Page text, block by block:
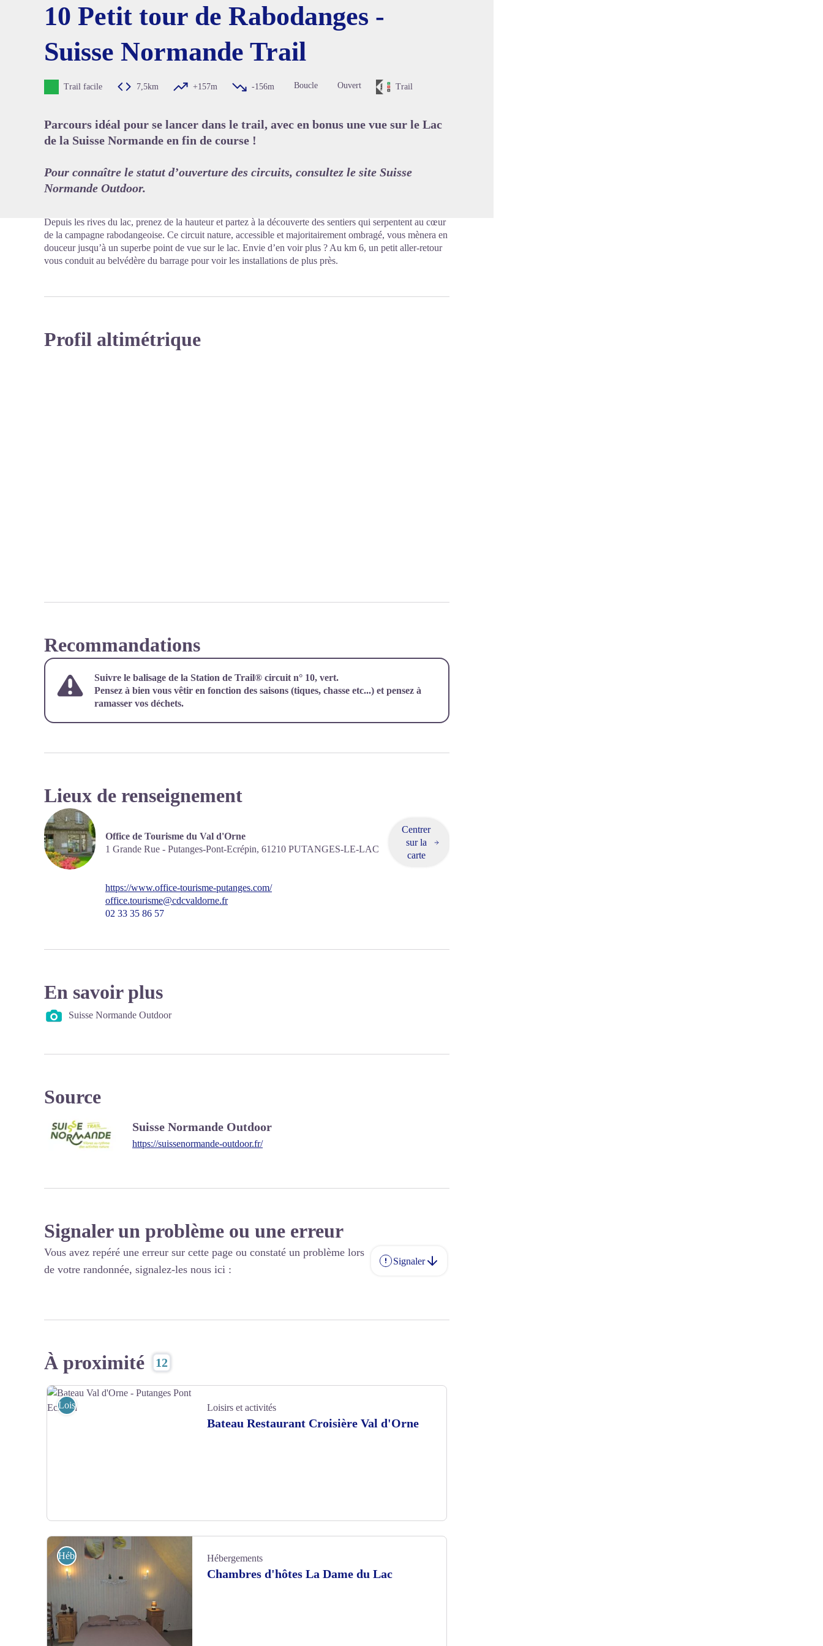
Voir l'image en plein écran
10 Petit tour de Rabodanges -
Suisse Normande Trail
Trail facile 7,5km +157m -156m Boucle Ouvert Trail
Parcours idéal pour se lancer dans le trail, avec en bonus une vue sur le Lac
de la Suisse Normande en fin de course !
Pour connaître le statut d’ouverture des circuits, consultez le site Suisse
Normande Outdoor.
Depuis les rives du lac, prenez de la hauteur et partez à la découverte des sentiers qui serpentent au cœur
de la campagne rabodangeoise. Ce circuit nature, accessible et majoritairement ombragé, vous mènera en
douceur jusqu’à un superbe point de vue sur le lac. Envie d’en voir plus ? Au km 6, un petit aller-retour
vous conduit au belvédère du barrage pour voir les installations de plus près.
Profil altimétrique
Recommandations
Suivre le balisage de la Station de Trail® circuit n° 10, vert.
Pensez à bien vous vêtir en fonction des saisons (tiques, chasse etc...) et pensez à
ramasser vos déchets.
Lieux de renseignement
Office de Tourisme du Val d'Orne
1 Grande Rue - Putanges-Pont-Ecrépin, 61210 PUTANGES-LE-LAC
Centrer
sur la
carte
https://www.office-tourisme-putanges.com/
office.tourisme@cdcvaldorne.fr
02 33 35 86 57
En savoir plus
Suisse Normande Outdoor
Source
Suisse Normande Outdoor
https://suissenormande-outdoor.fr/
Signaler un problème ou une erreur
Vous avez repéré une erreur sur cette page ou constaté un problème lors
de votre randonnée, signalez-les nous ici :
Signaler
À proximité 12
Loisirs et activités Loisirs et activités
Bateau Restaurant Croisière Val d'Orne
Hébergements Hébergements
Chambres d'hôtes La Dame du Lac